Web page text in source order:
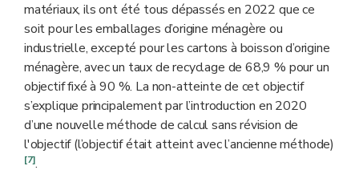
de la valorisation énergétique
q
*** Emballages sous la gestion de Fost Plus et Valipac.
**** Objectifs repris dans l’Accord de coopération
interrégional du 04/11/2008
q.
matériaux, ils ont été tous dépassés en 2022 que ce
soit pour les emballages d’origine ménagère ou
industrielle, excepté pour les cartons à boisson d’origine
ménagère, avec un taux de recyclage de 68,9 % pour un
objectif fixé à 90 %. La non-atteinte de cet objectif
s’explique principalement par l’introduction en 2020
d’une nouvelle méthode de calcul sans révision de
l'objectif (l’objectif était atteint avec l’ancienne méthode)
[7].